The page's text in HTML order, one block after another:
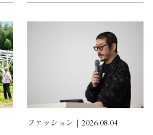
ファッション｜2026.08.04